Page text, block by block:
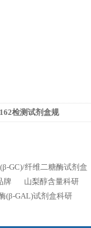
检测试剂盒规
GC)/纤维二糖酶试剂盒
牌 山梨醇含量科研
(β-GAL)试剂盒科研